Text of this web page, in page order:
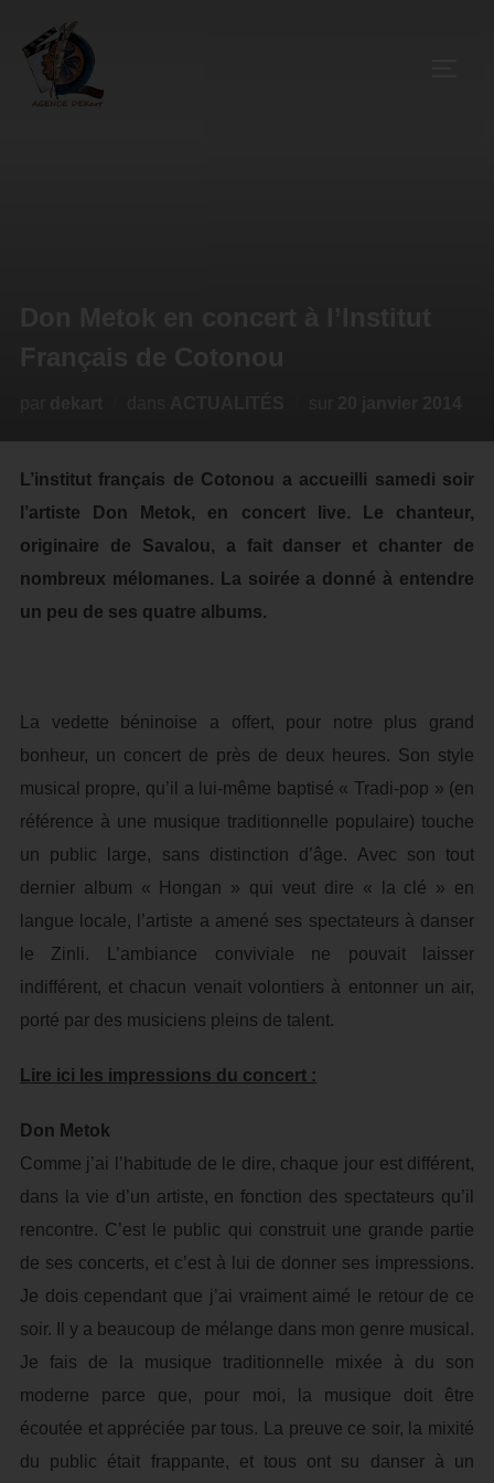
L’institut français de Cotonou a accueilli samedi soir
l’artiste Don Metok, en concert live. Le chanteur,
originaire de Savalou, a fait danser et chanter de
nombreux mélomanes. La soirée a donné à entendre
un peu de ses quatre albums.
La vedette béninoise a offert, pour notre plus grand
bonheur, un concert de près de deux heures. Son style
musical propre, qu’il a lui-même baptisé « Tradi-pop » (en
référence à une musique traditionnelle populaire) touche
un public large, sans distinction d’âge. Avec son tout
dernier album « Hongan » qui veut dire « la clé » en
langue locale, l’artiste a amené ses spectateurs à danser
le Zinli. L’ambiance conviviale ne pouvait laisser
indifférent, et chacun venait volontiers à entonner un air,
porté par des musiciens pleins de talent.
Lire ici les impressions du concert :
Don Metok
Comme j’ai l’habitude de le dire, chaque jour est différent,
dans la vie d’un artiste, en fonction des spectateurs qu’il
rencontre. C’est le public qui construit une grande partie
de ses concerts, et c’est à lui de donner ses impressions.
Je dois cependant que j’ai vraiment aimé le retour de ce
soir. Il y a beaucoup de mélange dans mon genre musical.
Je fais de la musique traditionnelle mixée à du son
moderne parce que, pour moi, la musique doit être
écoutée et appréciée par tous. La preuve ce soir, la mixité
du public était frappante, et tous ont su danser à un